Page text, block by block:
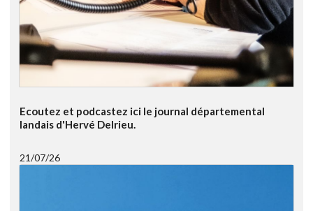
Ecoutez et podcastez ici le journal départemental
landais d'Hervé Delrieu.
21/07/26